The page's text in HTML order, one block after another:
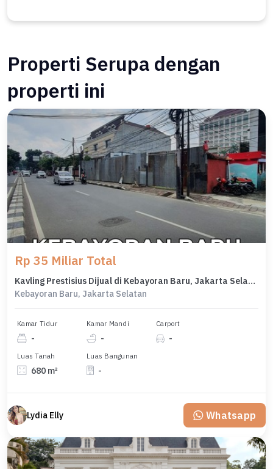
Properti Serupa dengan
properti ini
Rp 35 Miliar Total
Kavling Prestisius Dijual di Kebayoran Baru, Jakarta Selatan, Harga 35 Miliar
Kebayoran Baru, Jakarta Selatan
Kamar Tidur
-
Kamar Mandi
-
Carport
-
Luas Tanah
680 m²
Luas Bangunan
-
Lydia Elly Whatsapp